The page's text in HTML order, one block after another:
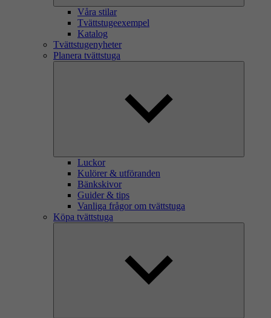
Våra stilar
Tvättstugeexempel
Katalog
Tvättstugenyheter
Planera tvättstuga
Luckor
Kulörer & utföranden
Bänkskivor
Guider & tips
Vanliga frågor om tvättstuga
Köpa tvättstuga